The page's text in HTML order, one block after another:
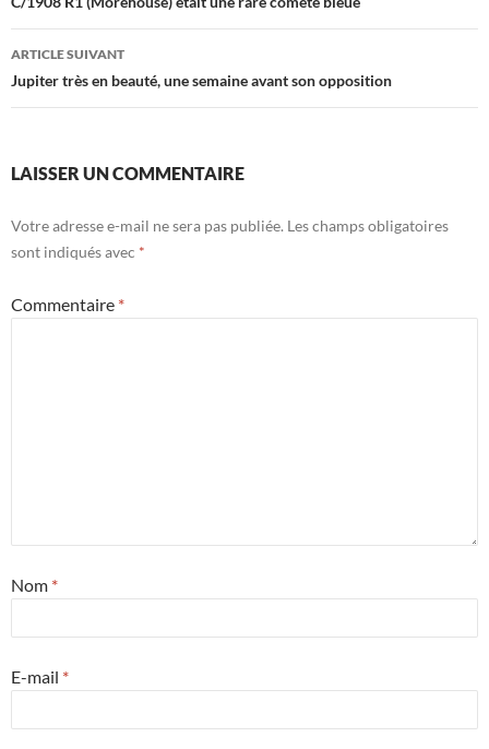
articles
ARTICLE SUIVANT
Jupiter très en beauté, une semaine avant son opposition
LAISSER UN COMMENTAIRE
Votre adresse e-mail ne sera pas publiée. Les champs obligatoires
sont indiqués avec *
Commentaire *
Nom *
E-mail *